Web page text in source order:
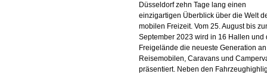
Düsseldorf zehn Tage lang einen
einzigartigen Überblick über die Welt
mobilen Freizeit. Vom 25. August bis
September 2023 wird in 16 Hallen und
Freigelände die neueste Generation an
Reisemobilen, Caravans und
präsentiert. Neben den